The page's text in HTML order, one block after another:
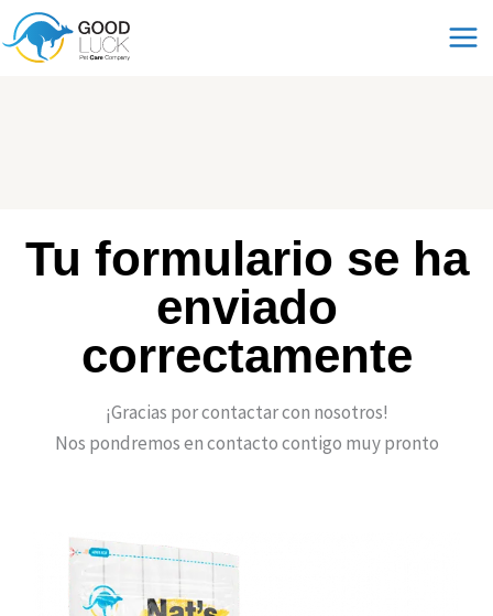
al
Tu formulario se ha
enviado
correctamente
¡Gracias por contactar con nosotros!
Nos pondremos en contacto contigo muy pronto